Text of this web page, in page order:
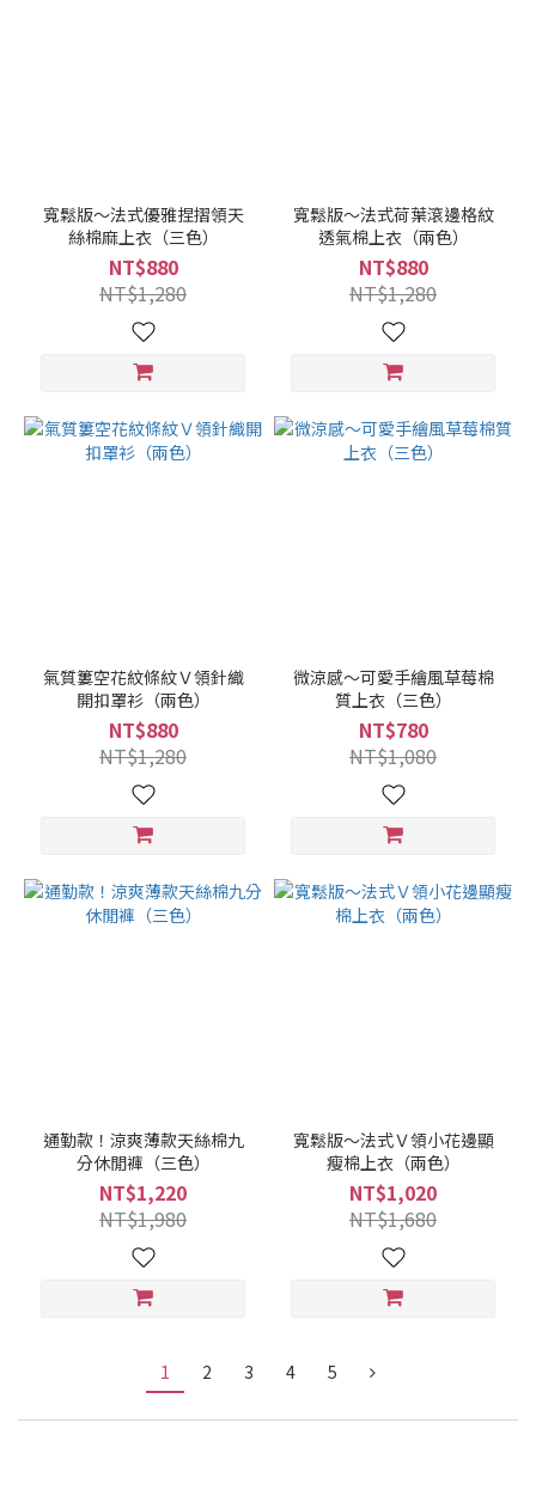
寬鬆版～法式優雅捏摺領天
絲棉麻上衣（三色）
NT$880
NT$1,280
寬鬆版～法式荷葉滾邊格紋
透氣棉上衣（兩色）
NT$880
NT$1,280
氣質簍空花紋條紋Ｖ領針織
開扣罩衫（兩色）
NT$880
NT$1,280
微涼感～可愛手繪風草莓棉
質上衣（三色）
NT$780
NT$1,080
通勤款！涼爽薄款天絲棉九
分休閒褲（三色）
NT$1,220
NT$1,980
寬鬆版～法式Ｖ領小花邊顯
瘦棉上衣（兩色）
NT$1,020
NT$1,680
1 2 3 4 5